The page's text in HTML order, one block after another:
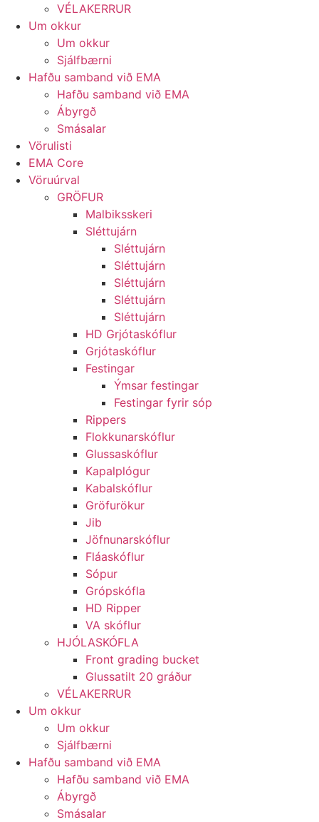
VÉLAKERRUR
Um okkur
Um okkur
Sjálfbærni
Hafðu samband við EMA
Hafðu samband við EMA
Ábyrgð
Smásalar
Vörulisti
EMA Core
Vöruúrval
GRÖFUR
Malbiksskeri
Sléttujárn
Sléttujárn
Sléttujárn
Sléttujárn
Sléttujárn
Sléttujárn
HD Grjótaskóflur
Grjótaskóflur
Festingar
Ýmsar festingar
Festingar fyrir sóp
Rippers
Flokkunarskóflur
Glussaskóflur
Kapalplógur
Kabalskóflur
Gröfurökur
Jib
Jöfnunarskóflur
Fláaskóflur
Sópur
Grópskófla
HD Ripper
VA skóflur
HJÓLASKÓFLA
Front grading bucket
Glussatilt 20 gráður
VÉLAKERRUR
Um okkur
Um okkur
Sjálfbærni
Hafðu samband við EMA
Hafðu samband við EMA
Ábyrgð
Smásalar